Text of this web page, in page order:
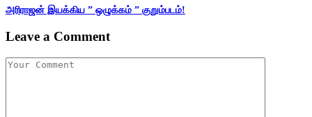
அரிராஜன் இயக்கிய ” ஒழுக்கம் ” குறும்படம்!
Leave a Comment